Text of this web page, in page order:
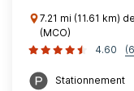
7.21 mi (11.61 km)
(MCO)
4.60
Stationnement